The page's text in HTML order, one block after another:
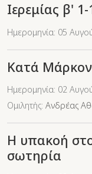
Ιερεμίας β' 1-
Ημερομηνία: 05
Κατά Μάρκον
Ημερομηνία: 02
Ομιλητής: Ανδρέας
Η υπακοή
σωτηρία